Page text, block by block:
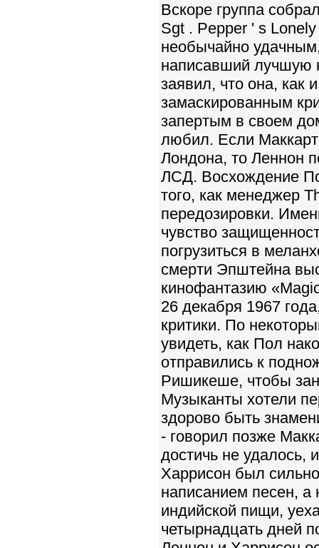
Вскоре группа
Sgt . Pepper ' s
необычайно
написавший лучшую
заявил, что она, как
замаскированным
запертым в своем
любил. Если
Лондона, то Леннон
ЛСД. Восхождение
того, как менеджер
передозировки.
чувство
погрузиться в
смерти Эпштейна
кинофантазию
26 декабря 1967
критики. По
увидеть, как Пол
отправились к
Ришикеше, чтобы
Музыканты хотели
здорово быть
- говорил позже
достичь не удалось,
Харрисон был
написанием песен,
индийской пищи,
четырнадцать дней